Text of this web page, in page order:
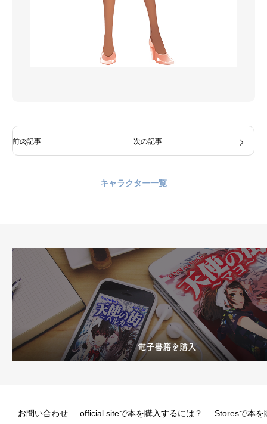
前の記事 次の記事
キャラクター一覧
電子書籍を購入
お問い合わせ official siteで本を購入するには？ Storesで本を